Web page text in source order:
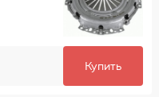
Купить